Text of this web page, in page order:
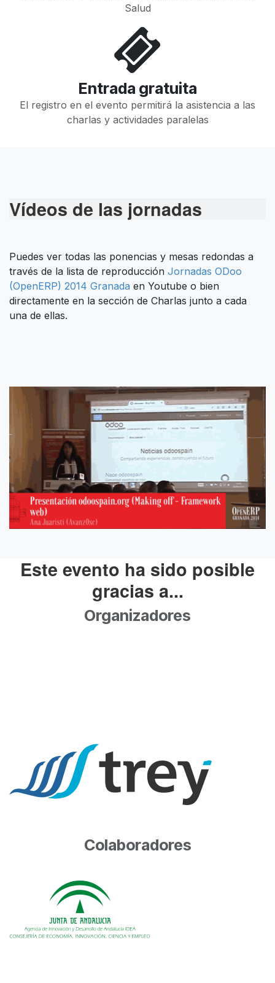
Salud
Entrada gratuita
El registro en el evento permitirá la asistencia a las
charlas y actividades paralelas
Vídeos de las jornadas
Puedes ver todas las ponencias y mesas redondas a
través de la lista de reproducción Jornadas ODoo
(OpenERP) 2014 Granada en Youtube o bien
directamente en la sección de Charlas junto a cada
una de ellas.
Este evento ha sido posible
gracias a...
Organizadores
Colaboradores